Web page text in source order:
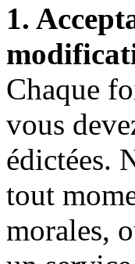
1.
Chaque
vous
édictées.
tout
morales,